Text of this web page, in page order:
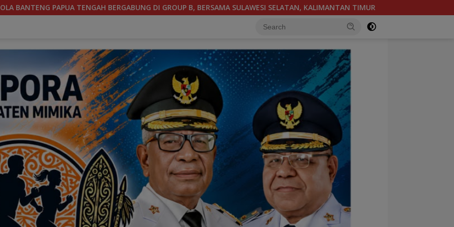
B, BERSAMA SULAWESI SELATAN, KALIMANTAN TIMUR DAN DIY YOGYAKARTA KEJUARAAN DAYUNG MULTI DAN